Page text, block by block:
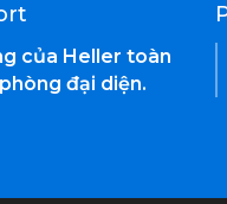
của Heller toàn
đại diện.